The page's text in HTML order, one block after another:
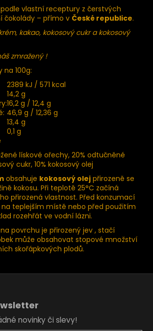
vlastní receptury z čerstvých
čokolády – přímo v České republice.
kakao, kokosový cukr a kokosový
zmražený !
100g:
2389 kJ / 571 kcal
14,2 g
16,2 g / 12,4 g
46,9 g / 12,36 g
13,4 g
0,1 g
lískové ořechy, 20% odtučněné
cukr, 10% kokosový olej
obsahuje ko­kosový olej přirozeně se
kokosu. Při teplotě 25°C začíná
přirozená vlastnost. Před konzumací
teplejším místě nebo před použitím
rozehřát ve vodní lázni.
povrchu je přirozený jev , stačí
může obsahovat stopové množství
skořápkových plodů.
novinky či slevy!